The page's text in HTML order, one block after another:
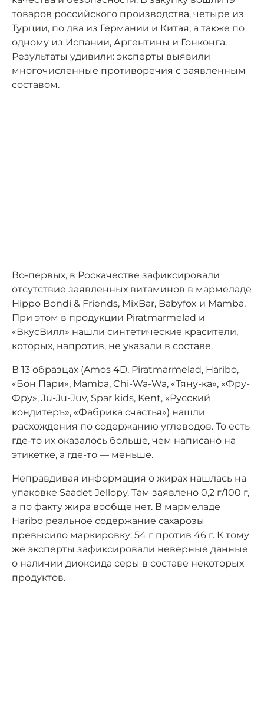
товаров российского производства, четыре из
Турции, по два из Германии и Китая, а также по
одному из Испании, Аргентины и Гонконга.
Результаты удивили: эксперты выявили
многочисленные противоречия с заявленным
составом.
Во-первых, в Роскачестве зафиксировали
отсутствие заявленных витаминов в мармеладе
Hippo Bondi & Friends, MixBar, Babyfox и Mamba.
При этом в продукции Piratmarmelad и
«ВкусВилл» нашли синтетические красители,
которых, напротив, не указали в составе.
В 13 образцах (Amos 4D, Piratmarmelad, Haribo,
«Бон Пари», Mamba, Chi-Wa-Wa, «Тяну-ка», «Фру-
Фру», Ju-Ju-Juv, Spar kids, Kent, «Русский
кондитеръ», «Фабрика счастья») нашли
расхождения по содержанию углеводов. То есть
где-то их оказалось больше, чем написано на
этикетке, а где-то — меньше.
Неправдивая информация о жирах нашлась на
упаковке Saadet Jellopy. Там заявлено 0,2 г/100 г,
а по факту жира вообще нет. В мармеладе
Haribo реальное содержание сахарозы
превысило маркировку: 54 г против 46 г. К тому
же эксперты зафиксировали неверные данные
о наличии диоксида серы в составе некоторых
продуктов.